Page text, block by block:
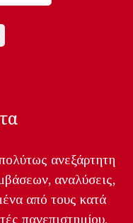
ανεξάρτητη
αναλύσεις,
από τους κατά
πανεπιστημίου,